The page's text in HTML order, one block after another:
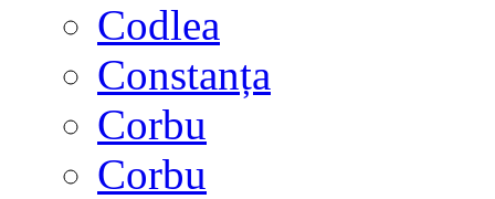
Codlea
Constanța
Corbu
Corbu